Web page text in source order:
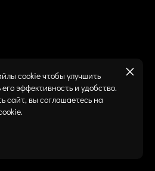
cookie чтобы улучшить
эффективность и удобство.
сайт, вы соглашаетесь на